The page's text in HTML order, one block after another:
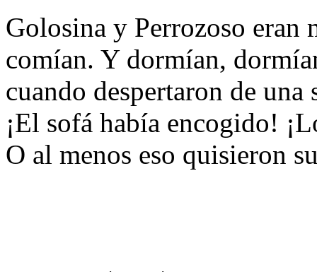
Golosina y Perrozoso
comían. Y dormían,
cuando despertaron de
¡El sofá había encogido!
O al menos eso quisieron